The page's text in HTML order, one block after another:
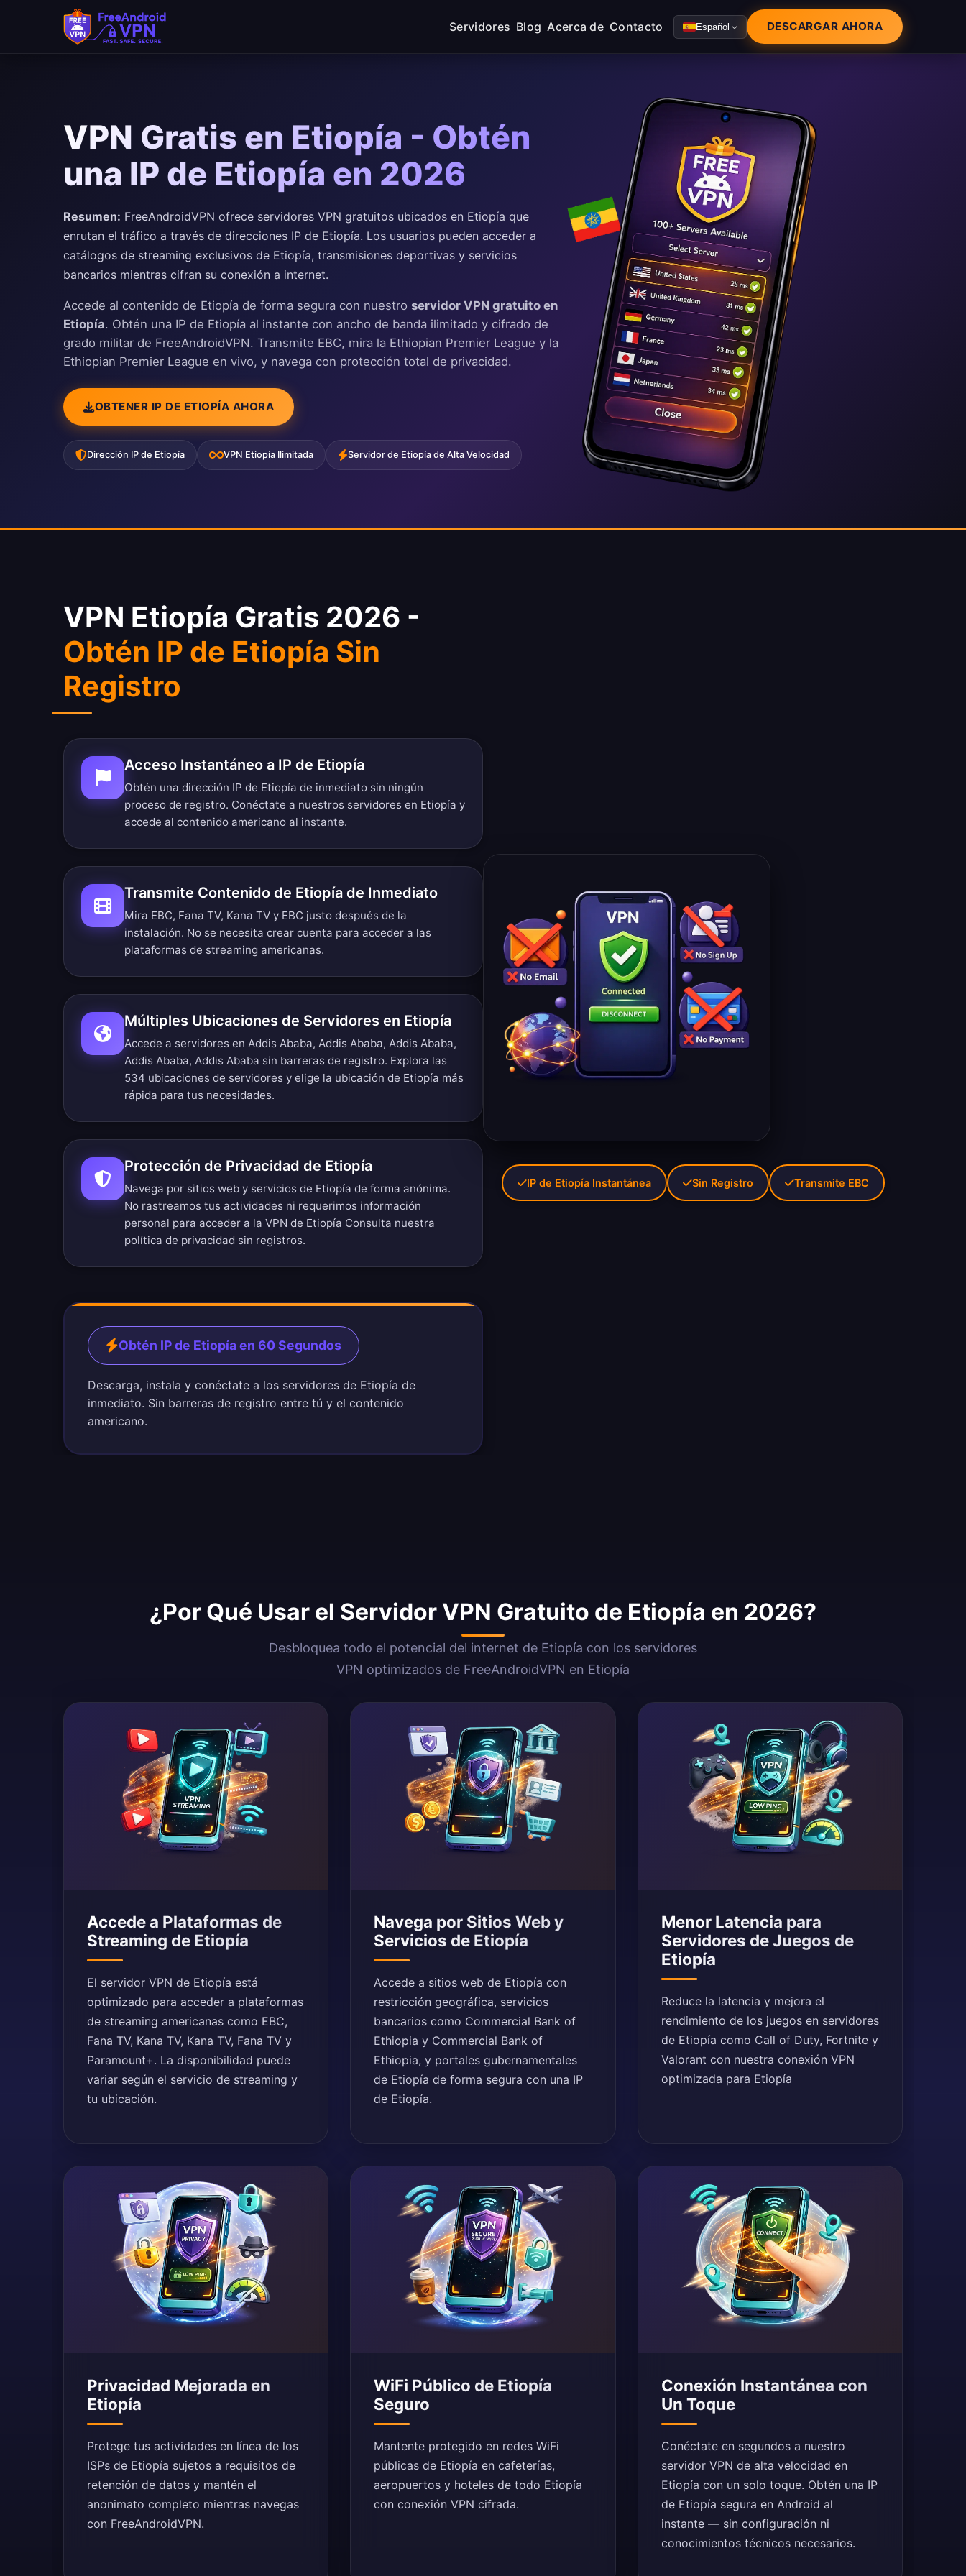
Saltar al contenido principal
Servidores Blog Acerca de Contacto Español DESCARGAR AHORA
VPN Gratis en Etiopía - Obtén
una IP de Etiopía en 2026
Resumen: FreeAndroidVPN ofrece servidores VPN gratuitos ubicados en Etiopía que
enrutan el tráfico a través de direcciones IP de Etiopía. Los usuarios pueden acceder a
catálogos de streaming exclusivos de Etiopía, transmisiones deportivas y servicios
bancarios mientras cifran su conexión a internet.
Accede al contenido de Etiopía de forma segura con nuestro servidor VPN gratuito en
Etiopía. Obtén una IP de Etiopía al instante con ancho de banda ilimitado y cifrado de
grado militar de FreeAndroidVPN. Transmite EBC, mira la Ethiopian Premier League y la
Ethiopian Premier League en vivo, y navega con protección total de privacidad.
OBTENER IP DE ETIOPÍA AHORA
Dirección IP de Etiopía VPN Etiopía Ilimitada Servidor de Etiopía de Alta Velocidad
VPN Etiopía Gratis 2026 -
Obtén IP de Etiopía Sin
Registro
Acceso Instantáneo a IP de Etiopía
Obtén una dirección IP de Etiopía de inmediato sin ningún
proceso de registro. Conéctate a nuestros servidores en Etiopía y
accede al contenido americano al instante.
Transmite Contenido de Etiopía de Inmediato
Mira EBC, Fana TV, Kana TV y EBC justo después de la
instalación. No se necesita crear cuenta para acceder a las
plataformas de streaming americanas.
Múltiples Ubicaciones de Servidores en Etiopía
Accede a servidores en Addis Ababa, Addis Ababa, Addis Ababa,
Addis Ababa, Addis Ababa sin barreras de registro. Explora las
534 ubicaciones de servidores y elige la ubicación de Etiopía más
rápida para tus necesidades.
Protección de Privacidad de Etiopía
Navega por sitios web y servicios de Etiopía de forma anónima.
No rastreamos tus actividades ni requerimos información
personal para acceder a la VPN de Etiopía Consulta nuestra
política de privacidad sin registros.
Obtén IP de Etiopía en 60 Segundos
Descarga, instala y conéctate a los servidores de Etiopía de
inmediato. Sin barreras de registro entre tú y el contenido
americano.
IP de Etiopía Instantánea Sin Registro Transmite EBC
¿Por Qué Usar el Servidor VPN Gratuito de Etiopía en 2026?
Desbloquea todo el potencial del internet de Etiopía con los servidores
VPN optimizados de FreeAndroidVPN en Etiopía
Accede a Plataformas de
Streaming de Etiopía
El servidor VPN de Etiopía está
optimizado para acceder a plataformas
de streaming americanas como EBC,
Fana TV, Kana TV, Kana TV, Fana TV y
Paramount+. La disponibilidad puede
variar según el servicio de streaming y
tu ubicación.
Navega por Sitios Web y
Servicios de Etiopía
Accede a sitios web de Etiopía con
restricción geográfica, servicios
bancarios como Commercial Bank of
Ethiopia y Commercial Bank of
Ethiopia, y portales gubernamentales
de Etiopía de forma segura con una IP
de Etiopía.
Menor Latencia para
Servidores de Juegos de
Etiopía
Reduce la latencia y mejora el
rendimiento de los juegos en servidores
de Etiopía como Call of Duty, Fortnite y
Valorant con nuestra conexión VPN
optimizada para Etiopía
Privacidad Mejorada en
Etiopía
Protege tus actividades en línea de los
ISPs de Etiopía sujetos a requisitos de
retención de datos y mantén el
anonimato completo mientras navegas
con FreeAndroidVPN.
WiFi Público de Etiopía
Seguro
Mantente protegido en redes WiFi
públicas de Etiopía en cafeterías,
aeropuertos y hoteles de todo Etiopía
con conexión VPN cifrada.
Conexión Instantánea con
Un Toque
Conéctate en segundos a nuestro
servidor VPN de alta velocidad en
Etiopía con un solo toque. Obtén una IP
de Etiopía segura en Android al
instante — sin configuración ni
conocimientos técnicos necesarios.